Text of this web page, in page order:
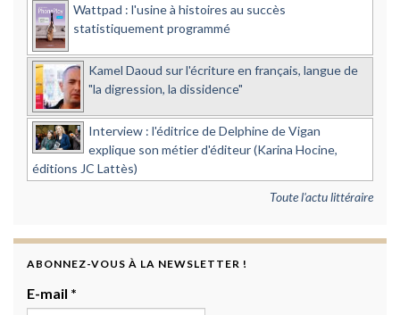
Wattpad : l'usine à histoires au succès
statistiquement programmé
Kamel Daoud sur l'écriture en français, langue de
"la digression, la dissidence"
Interview : l'éditrice de Delphine de Vigan
explique son métier d'éditeur (Karina Hocine,
éditions JC Lattès)
Toute l'actu littéraire
ABONNEZ-VOUS À LA NEWSLETTER !
E-mail *